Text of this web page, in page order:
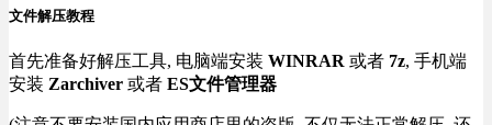
文件解压教程
首先准备好解压工具, 电脑端安装 WINRAR 或者 7z, 手机端
安装 Zarchiver 或者 ES文件管理器